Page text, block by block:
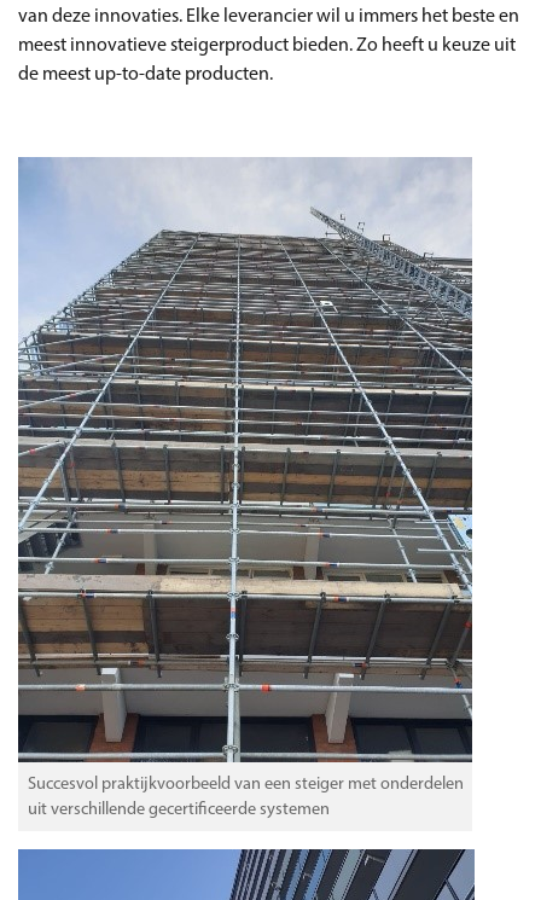
van deze innovaties. Elke leverancier wil u immers het beste en
meest innovatieve steigerproduct bieden. Zo heeft u keuze uit
de meest up-to-date producten.
Succesvol praktijkvoorbeeld van een steiger met onderdelen
uit verschillende gecertificeerde systemen